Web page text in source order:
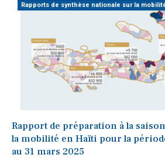
Rapport de préparation à la
la mobilité en Haïti pour la
au 31 mars 2025
Rapports de synthèse nationale sur la